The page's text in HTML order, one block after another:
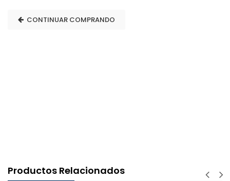
CONTINUAR COMPRANDO
Productos Relacionados